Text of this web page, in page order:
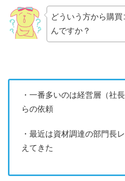
どういう方から購
んですか？
・一番多いのは経営層（社
らの依頼
・最近は資材調達の部門長
えてきた